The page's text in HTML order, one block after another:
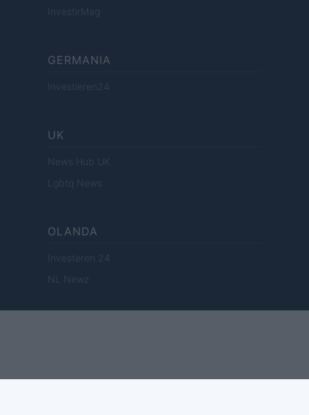
InvestirMag
GERMANIA
Investieren24
UK
News Hub UK
Lgbtq News
OLANDA
Investeren 24
NL Newz